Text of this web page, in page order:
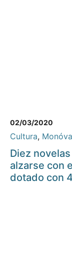
02/03/2020
Cultura,
Diez
alzarse con
dotado con